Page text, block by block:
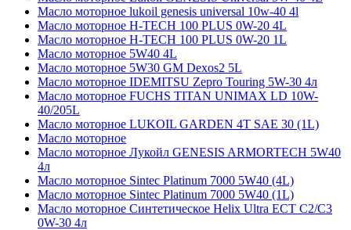
Масло моторное lukoil genesis universal 10w-40 4l
Масло моторное H-TECH 100 PLUS 0W-20 4L
Масло моторное H-TECH 100 PLUS 0W-20 1L
Масло моторное 5W40 4L
Масло моторное 5W30 GM Dexos2 5L
Масло моторное IDEMITSU Zepro Touring 5W-30 4л
Масло моторное FUCHS TITAN UNIMAX LD 10W-
40/205L
Масло моторное LUKOIL GARDEN 4Т SAE 30 (1L)
Масло моторное
Масло моторное Лукойл GENESIS ARMORTECH 5W40
4л
Масло моторное Sintec Platinum 7000 5W40 (4L)
Масло моторное Sintec Platinum 7000 5W40 (1L)
Масло моторное Синтетическое Helix Ultra ECT C2/C3
0W-30 4л